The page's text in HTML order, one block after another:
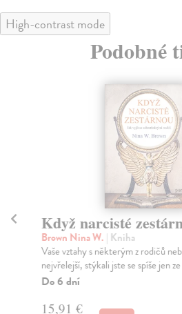
High-contrast mode
Podobné
Když narcisté
Brown Nina W. | Kniha
Vaše vztahy s některým z rodičů
nejvřelejší, stýkali jste se spíše jen
Do 6 dní
15,91 €